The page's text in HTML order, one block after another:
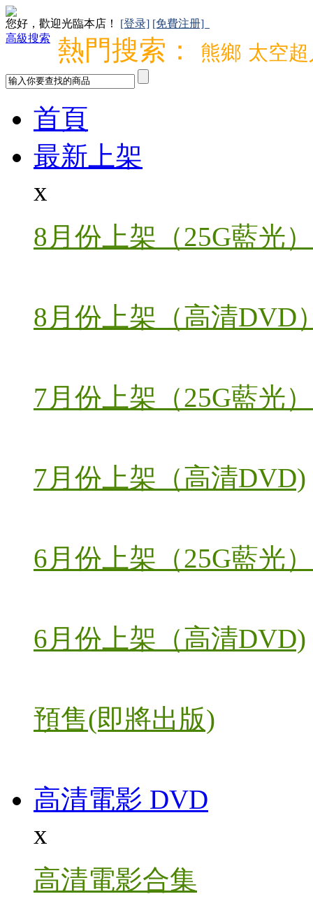
您好，歡迎光臨本店！ [登录] [免費注册]
高級搜索
熱門搜索： 熊鄉 太空
首頁
最新上架
x
8月份上架（25G藍光）
8月份上架（高清DVD
7月份上架（25G藍光）
7月份上架（高清DVD)
6月份上架（25G藍光）
6月份上架（高清DVD)
預售(即將出版)
高清電影 DVD
x
高清電影合集